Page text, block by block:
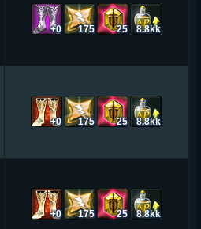
+0 175 25 8.8kk
+0 175 25 8.8kk
+0 175 25 8.8kk